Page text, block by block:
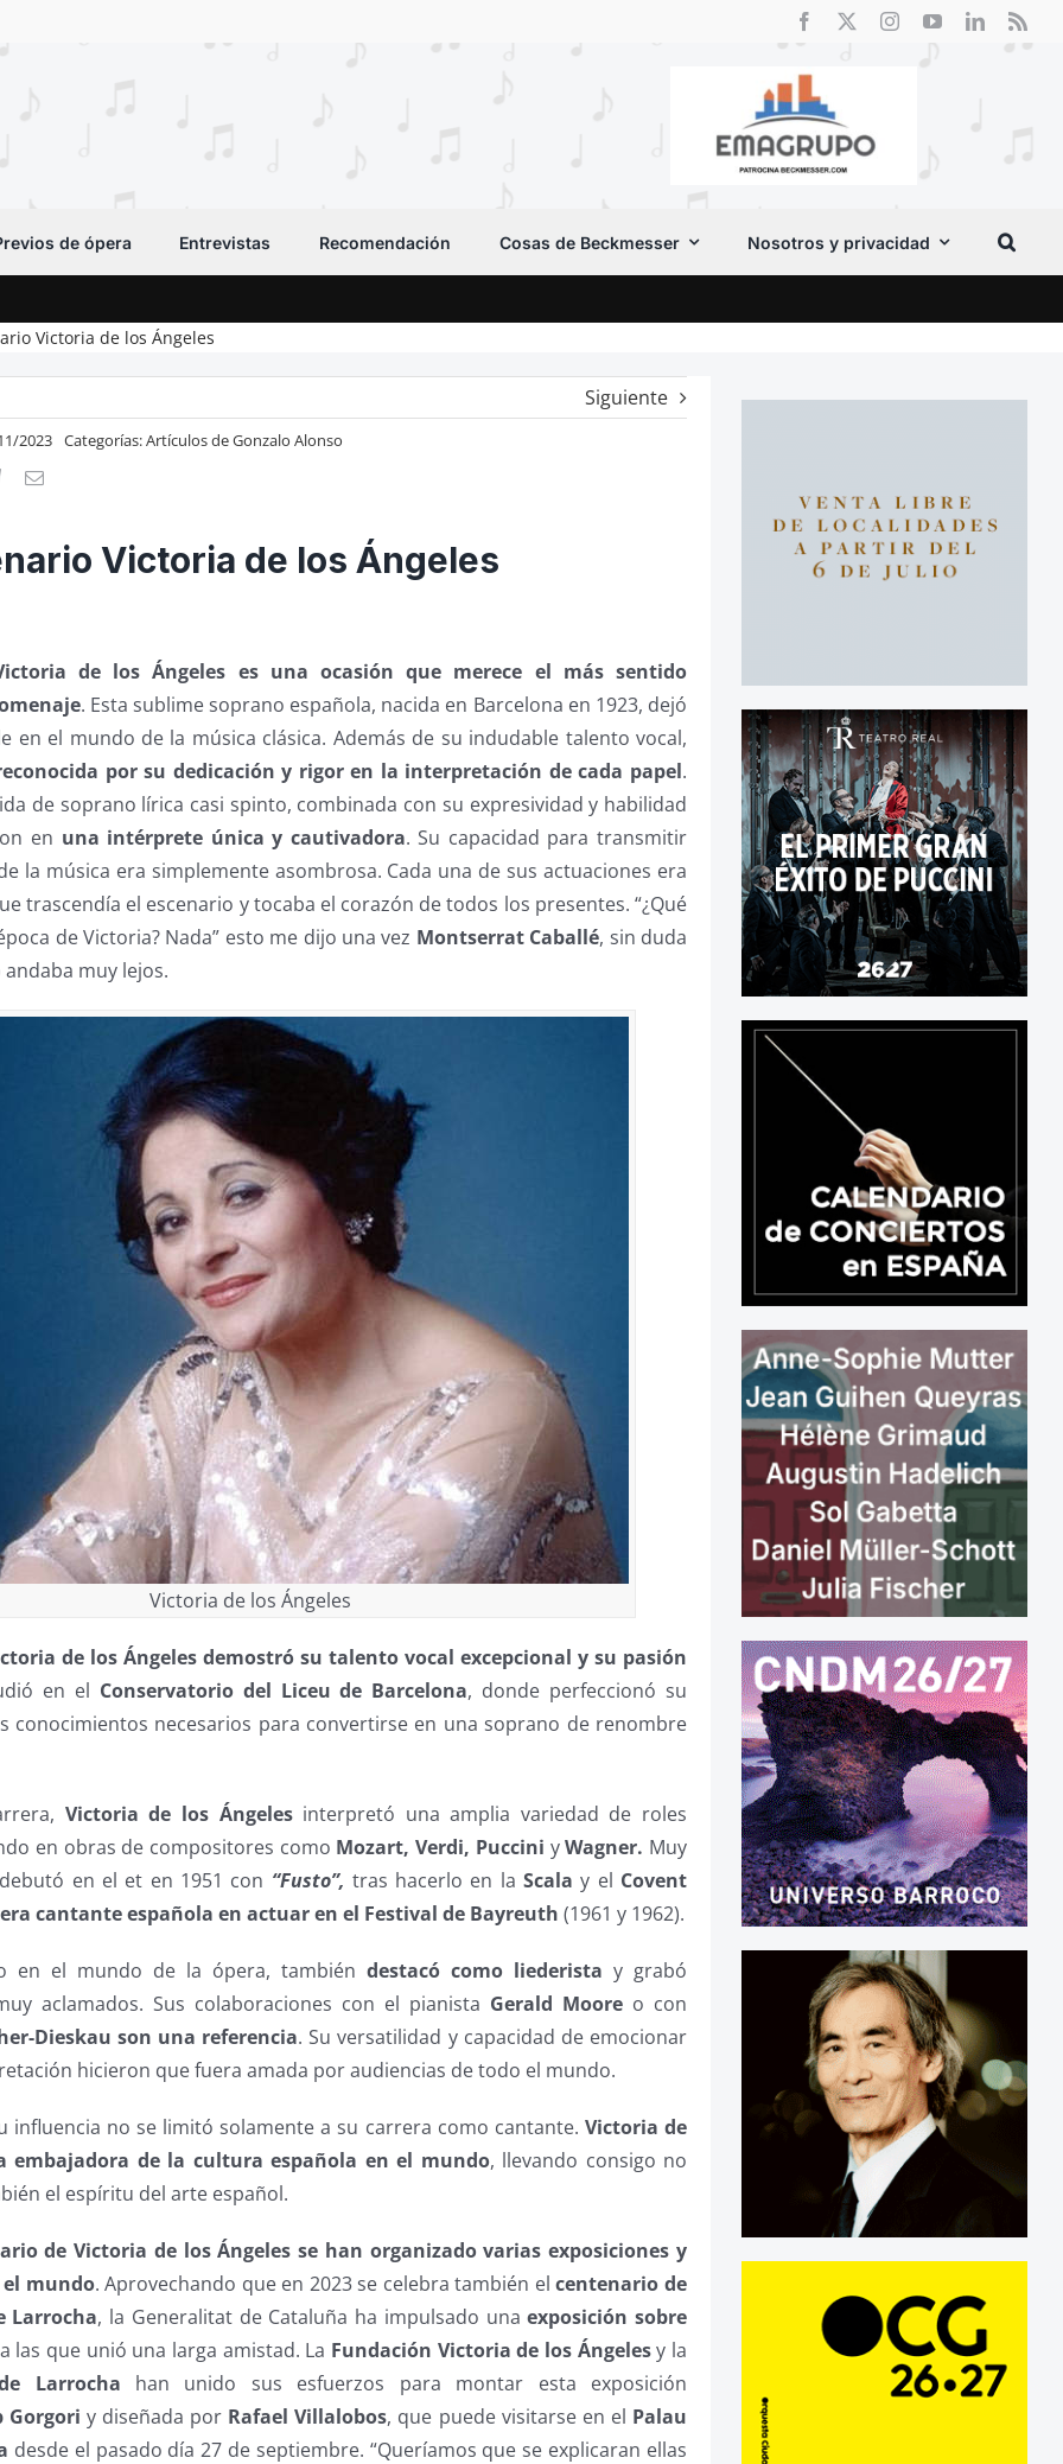
de ópera Entrevistas Recomendación Cosas de Beckmesser Nosotros y privacidad
Victoria de los Ángeles
Siguiente
2023 Categorías:Artículos de Gonzalo Alonso
Victoria de los Ángeles
de los Ángeles es una ocasión que merece el más sentido
. Esta sublime soprano española, nacida en Barcelona en 1923, dejó
en el mundo de la música clásica. Además de su indudable talento vocal,
por su dedicación y rigor en la interpretación de cada papel.
de soprano lírica casi spinto, combinada con su expresividad y habilidad
en una intérprete única y cautivadora. Su capacidad para transmitir
la música era simplemente asombrosa. Cada una de sus actuaciones era
trascendía el escenario y tocaba el corazón de todos los presentes. “¿Qué
de Victoria? Nada” esto me dijo una vez Montserrat Caballé, sin duda
muy lejos.
Victoria de los Ángeles
de los Ángeles demostró su talento vocal excepcional y su pasión
en el Conservatorio del Liceu de Barcelona, donde perfeccionó su
conocimientos necesarios para convertirse en una soprano de renombre
Victoria de los Ángelesinterpretó una amplia variedad de roles
en obras de compositores como Mozart, Verdi, Puccini yWagner. Muy
en el et en 1951 con “Fusto”, tras hacerlo en laScala y el Covent
cantante española en actuar en el Festival de Bayreuth (1961 y 1962).
en el mundo de la ópera, también destacó como liederista y grabó
aclamados. Sus colaboraciones con el pianista Gerald Moore o con
Dieskau son una referencia. Su versatilidad y capacidad de emocionar
hicieron que fuera amada por audiencias de todo el mundo.
influencia no se limitó solamente a su carrera como cantante. Victoria de
embajadora de la cultura española en el mundo, llevando consigo no
el espíritu del arte español.
de Victoria de los Ángeles se han organizado varias exposiciones y
mundo. Aprovechando que en 2023 se celebra también elcentenario de
Larrocha, la Generalitat de Cataluña ha impulsado unaexposición sobre
las que unió una larga amistad. La Fundación Victoria de los Ángelesy la
Larrocha han unido sus esfuerzos para montar esta exposición
Gorgori y diseñada por Rafael Villalobos, que puede visitarse en el Palau
desde el pasado día 27 de septiembre. “Queríamos que se explicaran ellas